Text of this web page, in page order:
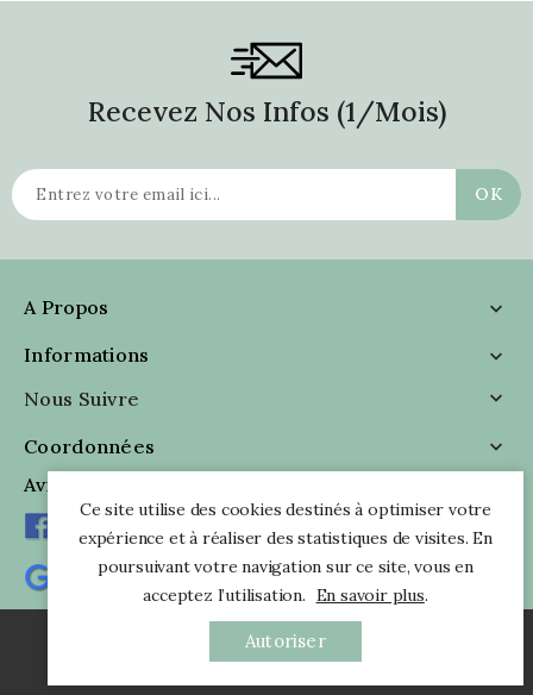
Recevez Nos Infos (1/mois)
A Propos

Informations

Nous Suivre

Coordonnées

Avis Clients
Ce site utilise des cookies destinés à optimiser votre
expérience et à réaliser des statistiques de visites. En
poursuivant votre navigation sur ce site, vous en
acceptez l’utilisation. En savoir plus.
Autoriser